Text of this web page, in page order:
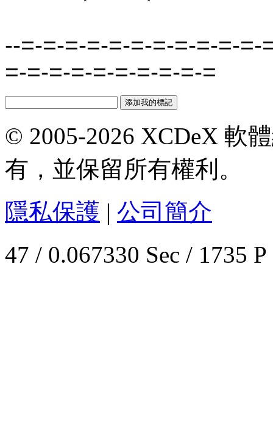
--=-=-=-=-=-=-=-=-=-=-
=-=-=-=-=-=-=-=-=-=
© 2005-2026 XCDeX 軟
有，並保留所有權利。
隱私保護 | 公司簡介
47 / 0.067330 Sec / 1735